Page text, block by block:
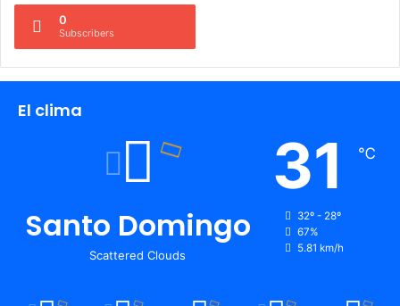
0
Subscribers
El clima
Santo Domingo
Scattered Clouds
31 ℃
32º - 28º
67%
5.81 km/h